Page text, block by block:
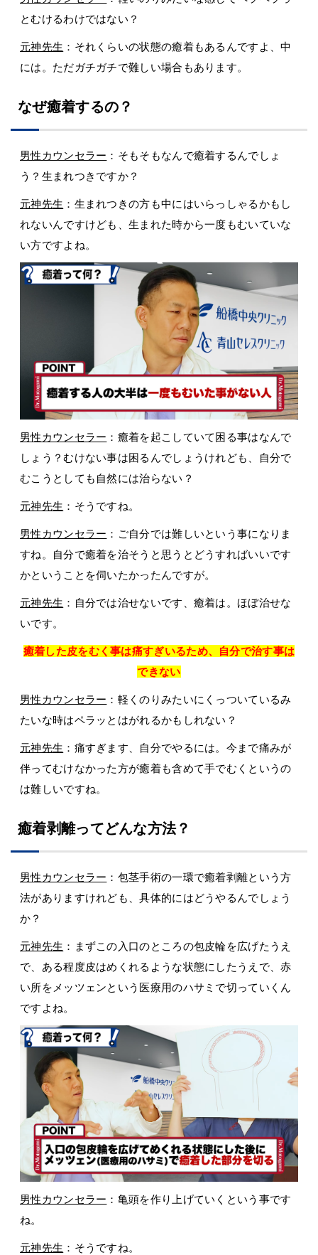
とむけるわけではない？
元神先生 ：それくらいの状態の癒着もあるんですよ、中
には。ただガチガチで難しい場合もあります。
なぜ癒着するの？
男性カウンセラー ：そもそもなんで癒着するんでしょ
う？生まれつきですか？
元神先生 ：生まれつきの方も中にはいらっしゃるかもし
れないんですけども、生まれた時から一度もむいていな
い方ですよね。
男性カウンセラー ：癒着を起こしていて困る事はなんで
しょう？むけない事は困るんでしょうけれども、自分で
むこうとしても自然には治らない？
元神先生 ：そうですね。
男性カウンセラー ：ご自分では難しいという事になりま
すね。自分で癒着を治そうと思うとどうすればいいです
かということを伺いたかったんですが。
元神先生 ：自分では治せないです、癒着は。ほぼ治せな
いです。
癒着した皮をむく事は痛すぎいるため、自分で治す事は
できない
男性カウンセラー ：軽くのりみたいにくっついているみ
たいな時はペラッとはがれるかもしれない？
元神先生 ：痛すぎます、自分でやるには。今まで痛みが
伴ってむけなかった方が癒着も含めて手でむくというの
は難しいですね。
癒着剥離ってどんな方法？
男性カウンセラー ：包茎手術の一環で癒着剥離という方
法がありますけれども、具体的にはどうやるんでしょう
か？
元神先生 ：まずこの入口のところの包皮輪を広げたうえ
で、ある程度皮はめくれるような状態にしたうえで、赤
い所をメッツェンという医療用のハサミで切っていくん
ですよね。
男性カウンセラー ：亀頭を作り上げていくという事です
ね。
元神先生 ：そうですね。